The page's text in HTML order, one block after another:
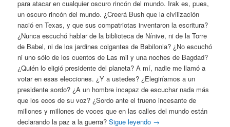
para atacar en cualquier oscuro rincón del mundo. Irak es, pues,
un oscuro rincón del mundo. ¿Creerá Bush que la civilización
nació en Texas, y que sus compatriotas inventaron la escritura?
¿Nunca escuchó hablar de la biblioteca de Nínive, ni de la Torre
de Babel, ni de los jardines colgantes de Babilonia? ¿No escuchó
ni uno sólo de los cuentos de Las mil y una noches de Bagdad?
¿Quién lo eligió presidente del planeta? A mí, nadie me llamó a
votar en esas elecciones. ¿Y a ustedes? ¿Elegiríamos a un
presidente sordo? ¿A un hombre incapaz de escuchar nada más
que los ecos de su voz? ¿Sordo ante el trueno incesante de
millones y millones de voces que en las calles del mundo están
declarando la paz a la guerra?Sigue leyendo →